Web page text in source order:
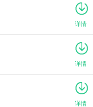
详情
详情
详情